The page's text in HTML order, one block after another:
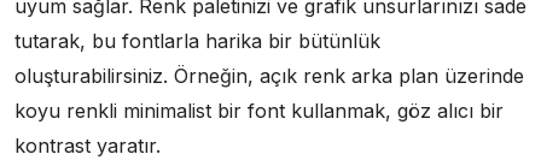
uyum sağlar. Renk paletinizi ve grafik unsurlarınızı sade
tutarak, bu fontlarla harika bir bütünlük
oluşturabilirsiniz. Örneğin, açık renk arka plan üzerinde
koyu renkli minimalist bir font kullanmak, göz alıcı bir
kontrast yaratır.